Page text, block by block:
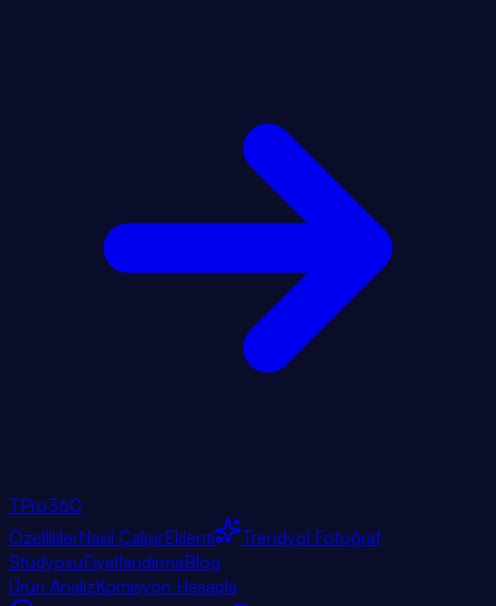
TPro360
ÖzelliklerNasıl ÇalışırEklenti
Trendyol Fotoğraf
StüdyosuFiyatlandırmaBlog
Ürün AnalizKomisyon Hesapla